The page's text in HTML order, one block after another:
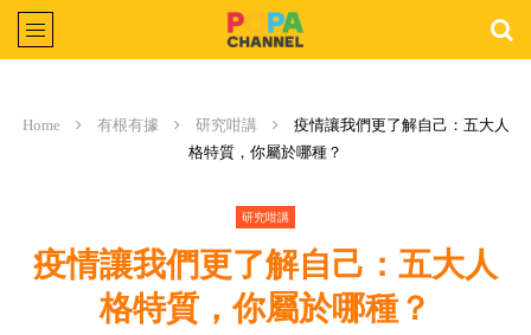
Home 有根有據 研究咁講
疫情讓我們更了解自己：五大人
格特質，你屬於哪種？
研究咁講
疫情讓我們更了解自己：五大人
格特質，你屬於哪種？